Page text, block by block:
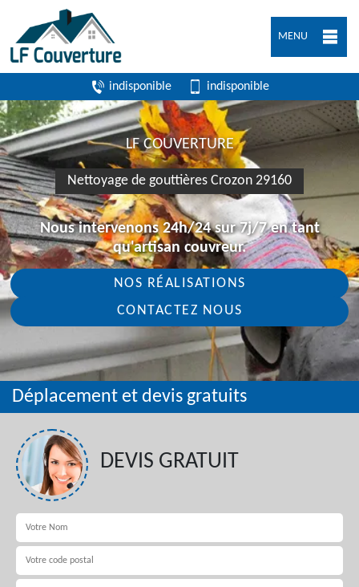
MENU
indisponible indisponible
LF COUVERTURE
Nettoyage de gouttières Crozon 29160
Nous intervenons 24h/24 sur 7j/7 en tant
qu'artisan couvreur.
NOS RÉALISATIONS
CONTACTEZ NOUS
Déplacement et devis gratuits
DEVIS GRATUIT